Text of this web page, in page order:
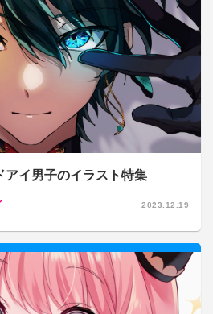
アイ男子のイラスト特集
2023.12.19